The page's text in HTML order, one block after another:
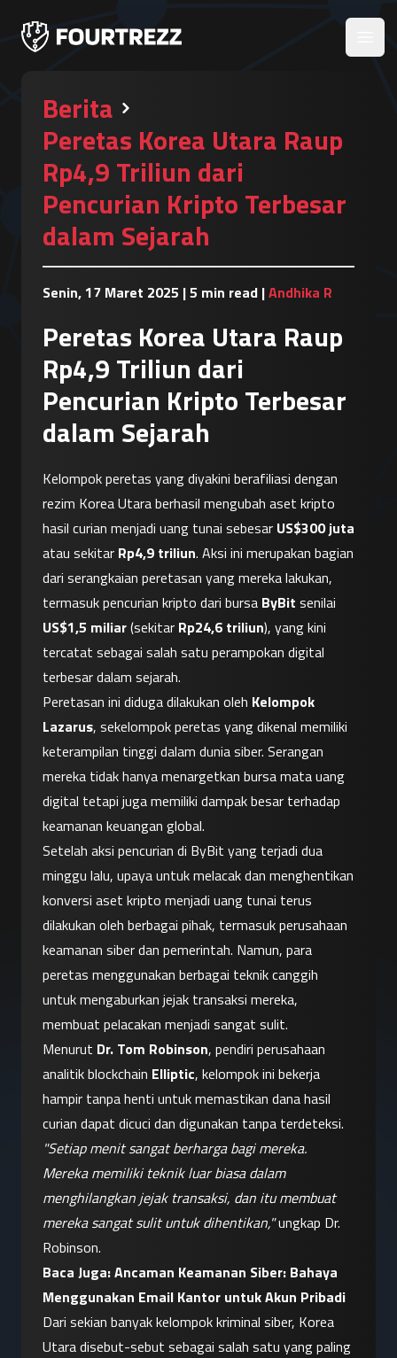
Berita
Peretas Korea Utara Raup
Rp4,9 Triliun dari
Pencurian Kripto Terbesar
dalam Sejarah
Senin, 17 Maret 2025 |5 min read |Andhika R
Peretas Korea Utara Raup
Rp4,9 Triliun dari
Pencurian Kripto Terbesar
dalam Sejarah
Kelompok peretas yang diyakini berafiliasi dengan
rezim Korea Utara berhasil mengubah aset kripto
hasil curian menjadi uang tunai sebesar US$300 juta
atau sekitar Rp4,9 triliun. Aksi ini merupakan bagian
dari serangkaian peretasan yang mereka lakukan,
termasuk pencurian kripto dari bursa ByBit
US$1,5 miliar (sekitar Rp24,6 triliun), yang kini
tercatat sebagai salah satu perampokan digital
terbesar dalam sejarah.
Peretasan ini diduga dilakukan oleh Kelompok
Lazarus, sekelompok peretas yang dikenal memiliki
keterampilan tinggi dalam dunia siber. Serangan
mereka tidak hanya menargetkan bursa mata uang
digital tetapi juga memiliki dampak besar terhadap
keamanan keuangan global.
Setelah aksi pencurian di ByBit yang terjadi dua
minggu lalu, upaya untuk melacak dan menghentikan
konversi aset kripto menjadi uang tunai terus
dilakukan oleh berbagai pihak, termasuk perusahaan
keamanan siber dan pemerintah. Namun, para
peretas menggunakan berbagai teknik canggih
untuk mengaburkan jejak transaksi mereka,
membuat pelacakan menjadi sangat sulit.
Menurut Dr. Tom Robinson, pendiri perusahaan
analitik blockchain Elliptic, kelompok ini bekerja
hampir tanpa henti untuk memastikan dana hasil
curian dapat dicuci dan digunakan tanpa terdeteksi.
"Setiap menit sangat berharga bagi mereka.
Mereka memiliki teknik luar biasa dalam
menghilangkan jejak transaksi, dan itu membuat
mereka sangat sulit untuk dihentikan," ungkap Dr.
Robinson.
Baca Juga: Ancaman Keamanan Siber: Bahaya
Menggunakan Email Kantor untuk Akun Pribadi
Dari sekian banyak kelompok kriminal siber, Korea
Utara disebut-sebut sebagai salah satu yang paling